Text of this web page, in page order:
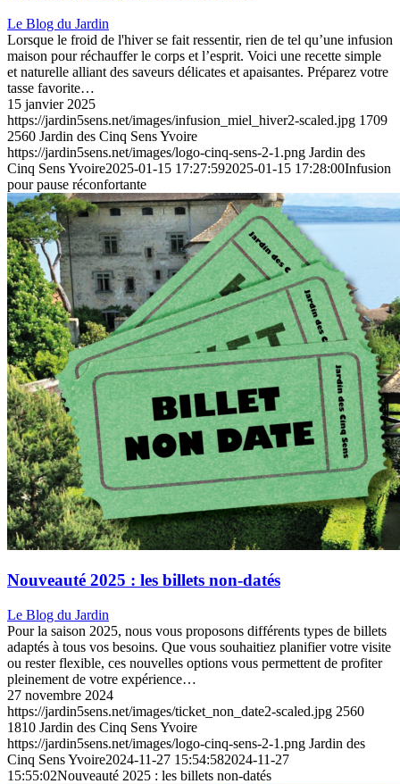
Le Blog du Jardin
Lorsque le froid de l'hiver se fait ressentir, rien de tel qu’une infusion
maison pour réchauffer le corps et l’esprit. Voici une recette simple
et naturelle alliant des saveurs délicates et apaisantes. Préparez votre
tasse favorite…
15 janvier 2025
https://jardin5sens.net/images/infusion_miel_hiver2-scaled.jpg 1709
2560 Jardin des Cinq Sens Yvoire
https://jardin5sens.net/images/logo-cinq-sens-2-1.png Jardin des
Cinq Sens Yvoire2025-01-15 17:27:592025-01-15 17:28:00Infusion
pour pause réconfortante
Nouveauté 2025 : les billets non-datés
Le Blog du Jardin
Pour la saison 2025, nous vous proposons différents types de billets
adaptés à tous vos besoins. Que vous souhaitiez planifier votre visite
ou rester flexible, ces nouvelles options vous permettent de profiter
pleinement de votre expérience…
27 novembre 2024
https://jardin5sens.net/images/ticket_non_date2-scaled.jpg 2560
1810 Jardin des Cinq Sens Yvoire
https://jardin5sens.net/images/logo-cinq-sens-2-1.png Jardin des
Cinq Sens Yvoire2024-11-27 15:54:582024-11-27
15:55:02Nouveauté 2025 : les billets non-datés